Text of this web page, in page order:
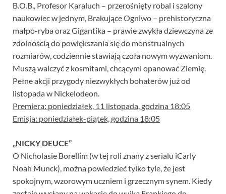
B.O.B., Profesor Karaluch – przerośnięty robal i szalony
naukowiec w jednym, Brakujące Ogniwo – prehistoryczna
małpo-ryba oraz Gigantika – prawie zwykła dziewczyna ze
zdolnością do powiększania się do monstrualnych
rozmiarów, codziennie stawiają czoła nowym wyzwaniom.
Muszą walczyć z kosmitami, chcącymi opanować Ziemię.
Pełne akcji przygody niezwykłych bohaterów już od
listopada w Nickelodeon.
Premiera: poniedziałek, 11 listopada, godzina 18:05
Emisja: poniedziałek-piątek, godzina 18:05
„NICKY DEUCE”
O Nicholasie Borellim (w tej roli znany z serialu iCarly
Noah Munck), można powiedzieć tylko tyle, że jest
spokojnym, wzorowym uczniem i grzecznym synem. Kiedy